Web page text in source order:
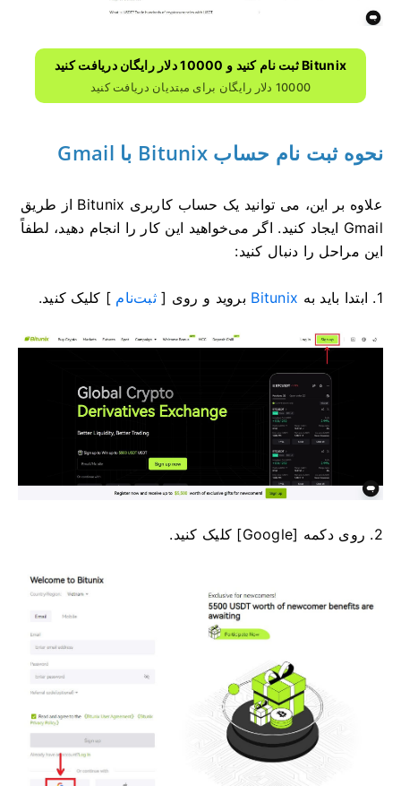
Bitunix ثبت نام کنید و 10000 دلار رایگان دریافت کنید
10000 دلار رایگان برای مبتدیان دریافت کنید
نحوه ثبت نام حساب Bitunix با Gmail
علاوه بر این، می توانید یک حساب کاربری Bitunix از طریق
Gmail ایجاد کنید.
اگر می‌خواهید این کار را انجام دهید، لطفاً
این مراحل را دنبال کنید:
1. ابتدا باید به Bitunix بروید و روی [ ثبت‌نام ] کلیک کنید.
2. روی دکمه [Google] کلیک کنید.